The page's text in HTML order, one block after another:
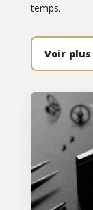
temps.
Voir plus